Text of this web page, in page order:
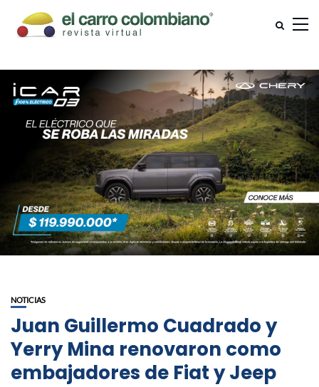
NOTICIAS
Juan Guillermo Cuadrado y
Yerry Mina renovaron como
embajadores de Fiat y Jeep